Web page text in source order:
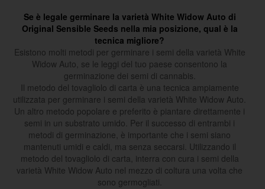
Se è legale germinare la varietà White Widow Auto di
Original Sensible Seeds nella mia posizione, qual è la
tecnica migliore?
Esistono molti metodi per germinare i semi della varietà White
Widow Auto, se le leggi del tuo paese consentono la
germinazione dei semi di cannabis.
Il metodo del tovagliolo di carta è una tecnica ampiamente
utilizzata per germinare i semi della varietà White Widow Auto.
Un altro metodo popolare e preferito è piantare direttamente i
semi in un substrato umido. Per il successo di entrambi i
metodi di germinazione, è importante che i semi siano
mantenuti umidi e caldi, ma senza seccarsi. Utilizzando il
metodo del tovagliolo di carta, interra con cura i semi della
varietà White Widow Auto nel mezzo di coltura una volta che
sono germogliati.